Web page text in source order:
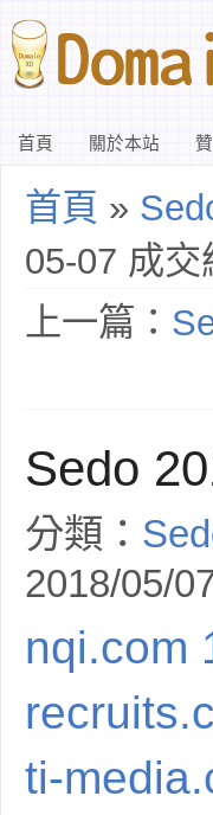
首頁 關於本站
首頁 »
05-07 成交
上一篇：
Sedo
分類：
2018/05/
nqi.com
ti-